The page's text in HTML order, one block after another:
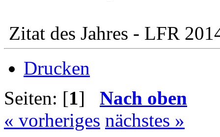
Zitat des Jahres - LFR
Drucken
Seiten: [1] Nach oben
« vorheriges nächstes »